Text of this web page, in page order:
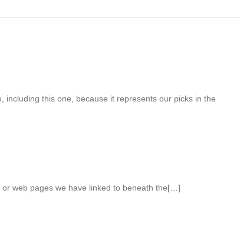
this one, because it represents our picks in the
web pages we have linked to beneath the[…]